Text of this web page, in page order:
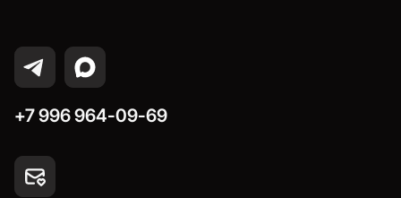
+7 996 964-09-69